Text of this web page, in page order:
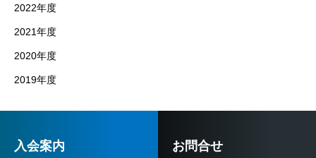
2022年度
2021年度
2020年度
2019年度
入会案内 お問合せ